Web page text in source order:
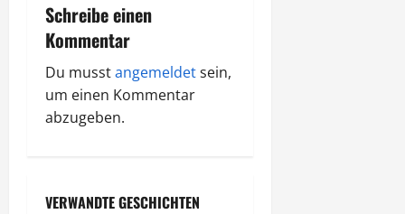
a
g
s
Schreibe einen
Kommentar
Du musstangemeldetsein,
um einen Kommentar
abzugeben.
VERWANDTE GESCHICHTEN